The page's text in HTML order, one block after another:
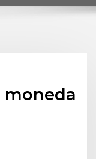
moneda